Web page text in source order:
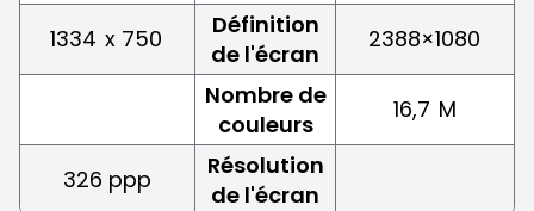
1334 x 750
Définition
de l'écran
2388×1080
Nombre de
couleurs
16,7 M
326 ppp
Résolution
de l'écran